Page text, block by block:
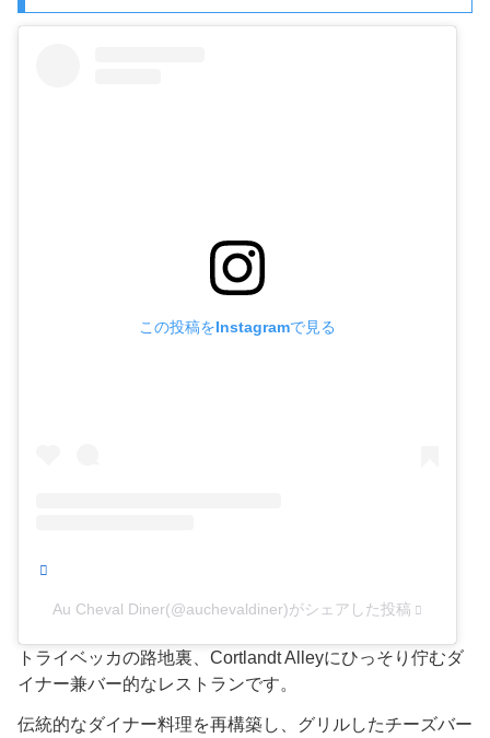
この投稿をInstagramで見る
Au Cheval Diner(@auchevaldiner)がシェアした投稿
トライベッカの路地裏、Cortlandt Alleyにひっそり佇むダ
イナー兼バー的なレストランです。
伝統的なダイナー料理を再構築し、グリルしたチーズバー